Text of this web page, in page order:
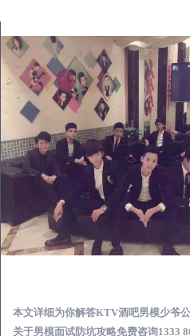
本文详细为你解答KTV酒吧男模少爷
关于男模面试防坑攻略免费咨询1333